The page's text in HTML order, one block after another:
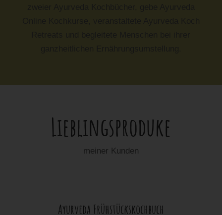
Lieblingsproduke
meiner Kunden
Ayurveda Frühstückskochbuch